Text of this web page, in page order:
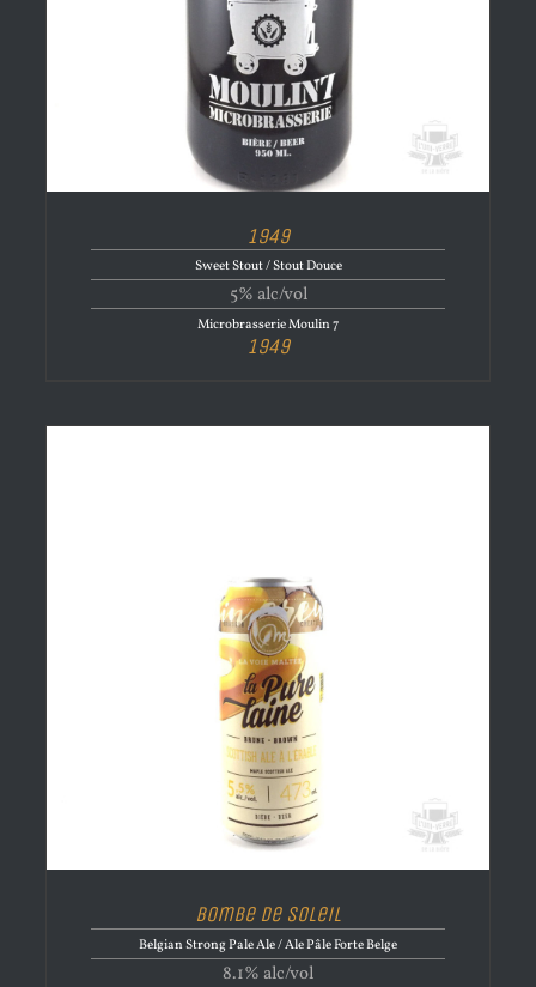
1949
Sweet Stout / Stout Douce
5% alc/vol
Microbrasserie Moulin 7
1949
Bombe de Soleil
Belgian Strong Pale Ale / Ale Pâle Forte Belge
8.1% alc/vol